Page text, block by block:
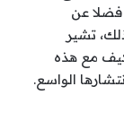
فضلا عن
تشير
مع هذه
الواسع.